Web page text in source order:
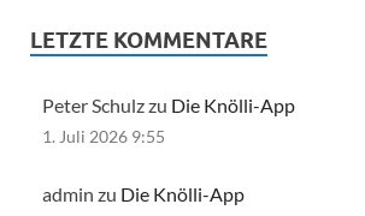
LETZTE KOMMENTARE
Peter Schulz zu Die Knölli-App
1. Juli 2026 9:55
admin zu Die Knölli-App